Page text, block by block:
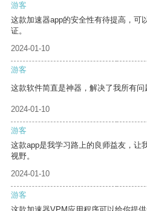
游客
这款加速器app的安全性有待提高，可
证。
2024-01-10
游客
这款软件简直是神器，解决了我所有问
2024-01-10
游客
这款app是我学习路上的良师益友，让
视野。
2024-01-10
游客